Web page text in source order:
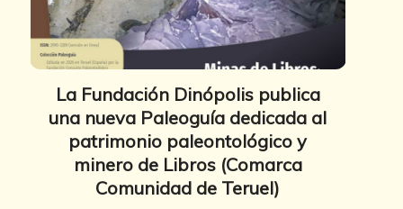
La Fundación Dinópolis publica
una nueva Paleoguía dedicada al
patrimonio paleontológico y
minero de Libros (Comarca
Comunidad de Teruel)